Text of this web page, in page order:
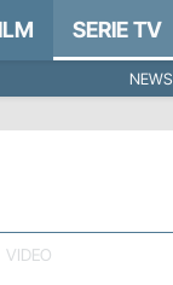
SERIE TV
NEWS
VIDEO